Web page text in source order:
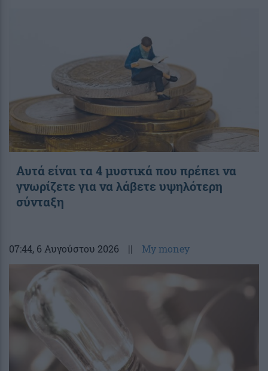
Αυτά είναι τα 4 μυστικά που πρέπει να
γνωρίζετε για να λάβετε υψηλότερη
σύνταξη
07:44, 6 Αυγούστου 2026 || My money